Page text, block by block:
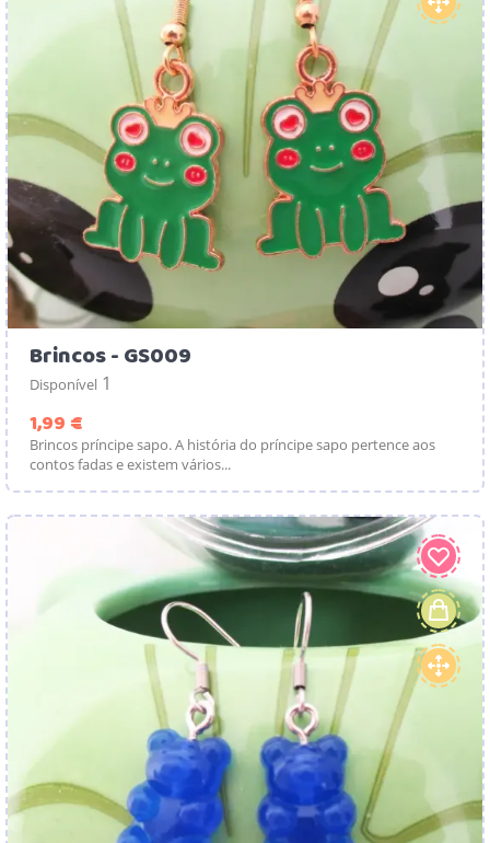
Brincos - GS009
Disponível 1
1,99 €
Brincos príncipe sapo. A história do príncipe sapo pertence aos
contos fadas e existem vários...